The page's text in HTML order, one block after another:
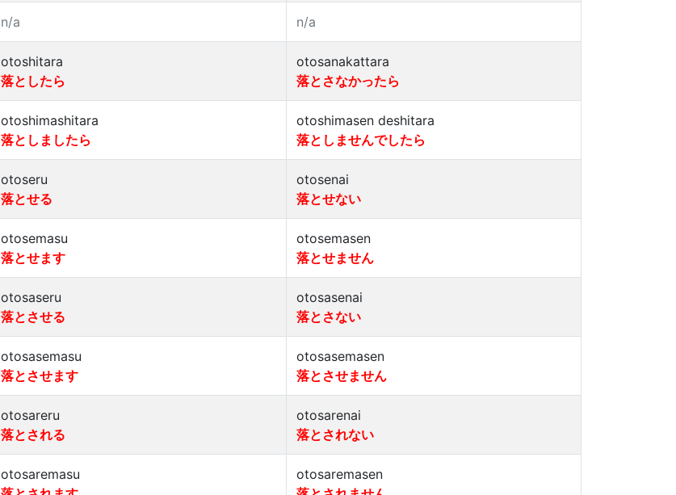
n/a n/a
otoshitara
落としたら
otosanakattara
落とさなかったら
otoshimashitara
落としましたら
otoshimasen deshitara
落としませんでしたら
otoseru
落とせる
otosenai
落とせない
otosemasu
落とせます
otosemasen
落とせません
otosaseru
落とさせる
otosasenai
落とさない
otosasemasu
落とさせます
otosasemasen
落とさせません
otosareru
落とされる
otosarenai
落とされない
otosaremasu
otosaremasen